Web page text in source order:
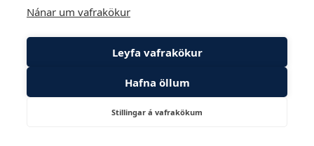
Nánar um vafrakökur
Leyfa vafrakökur
Hafna öllum
Stillingar á vafrakökum